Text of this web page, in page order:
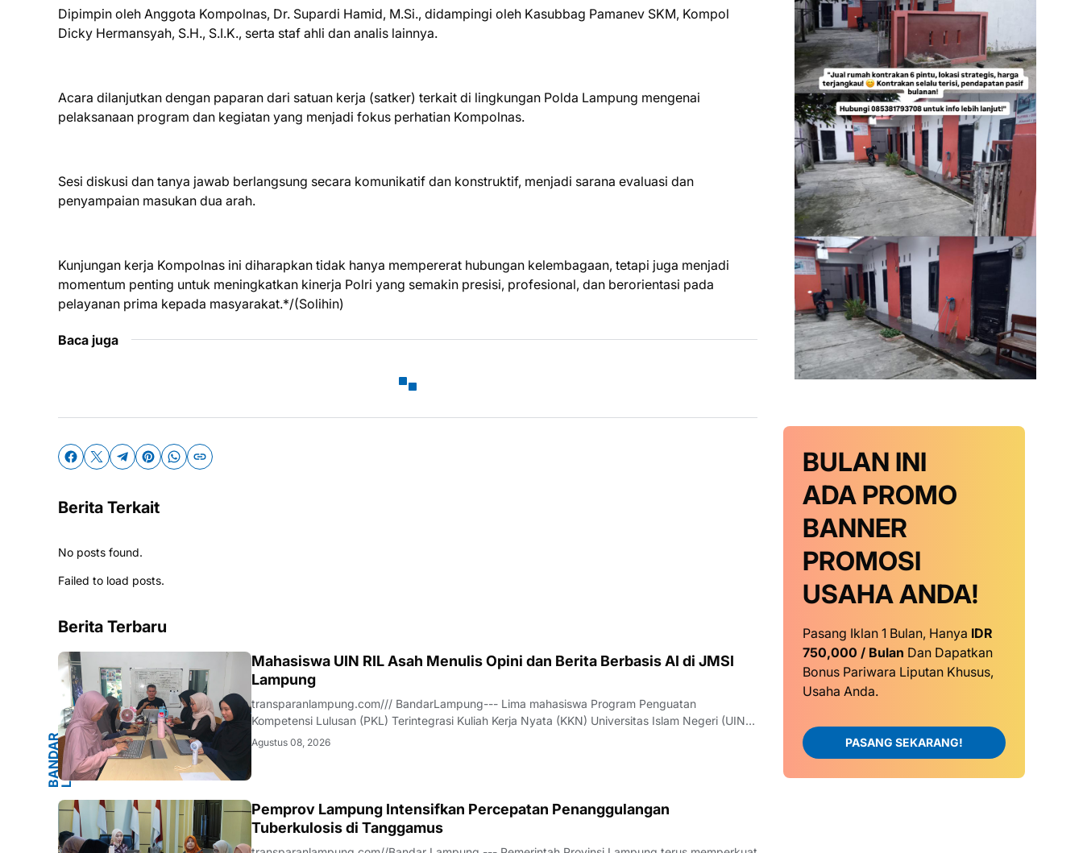
Dipimpin oleh Anggota Kompolnas, Dr. Supardi Hamid, M.Si., didampingi oleh Kasubbag Pamanev SKM, Kompol
Dicky Hermansyah, S.H., S.I.K., serta staf ahli dan analis lainnya.
Acara dilanjutkan dengan paparan dari satuan kerja (satker) terkait di lingkungan Polda Lampung mengenai
pelaksanaan program dan kegiatan yang menjadi fokus perhatian Kompolnas.
Sesi diskusi dan tanya jawab berlangsung secara komunikatif dan konstruktif, menjadi sarana evaluasi dan
penyampaian masukan dua arah.
Kunjungan kerja Kompolnas ini diharapkan tidak hanya mempererat hubungan kelembagaan, tetapi juga menjadi
momentum penting untuk meningkatkan kinerja Polri yang semakin presisi, profesional, dan berorientasi pada
pelayanan prima kepada masyarakat.*/(Solihin)
Baca juga
Berita Terkait
No posts found.
Failed to load posts.
Berita Terbaru
B
A
N
D
A
R
L
A
M
P
U
N
G
.
L
A
M
P
U
NG
Mahasiswa UIN RIL Asah Menulis Opini dan Berita Berbasis AI di JMSI
Lampung
transparanlampung.com/// BandarLampung--- Lima mahasiswa Program Penguatan
Kompetensi Lulusan (PKL) Terintegrasi Kuliah Kerja Nyata (KKN) Universitas Islam Negeri (UIN)
Raden Intan Lampung (RIL) mengikuti pelatihan penulisan opini publik dan berita berbasis
Agustus 08, 2026
.LAMPUNG
Pemprov Lampung Intensifkan Percepatan Penanggulangan
Tuberkulosis di Tanggamus
BULAN INI
ADA PROMO
BANNER
PROMOSI
USAHA ANDA!
Pasang Iklan 1 Bulan, Hanya IDR
750,000 / Bulan Dan Dapatkan
Bonus Pariwara Liputan Khusus,
Usaha Anda.
PASANG SEKARANG!